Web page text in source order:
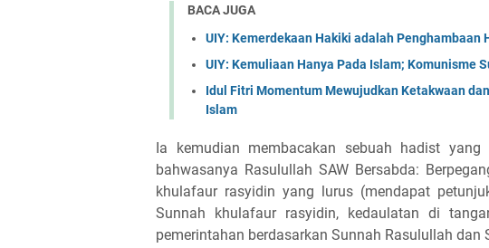
BACA JUGA
UIY: Kemerdekaan Hakiki adalah Penghambaan
UIY: Kemuliaan Hanya Pada Islam; Komunisme
Idul Fitri Momentum Mewujudkan Ketakwaan
Islam
Ia kemudian membacakan sebuah hadist
bahwasanya Rasulullah SAW Bersabda:
khulafaur rasyidin yang lurus (mendapat
Sunnah khulafaur rasyidin, kedaulatan di
pemerintahan berdasarkan Sunnah Rasulullah dan